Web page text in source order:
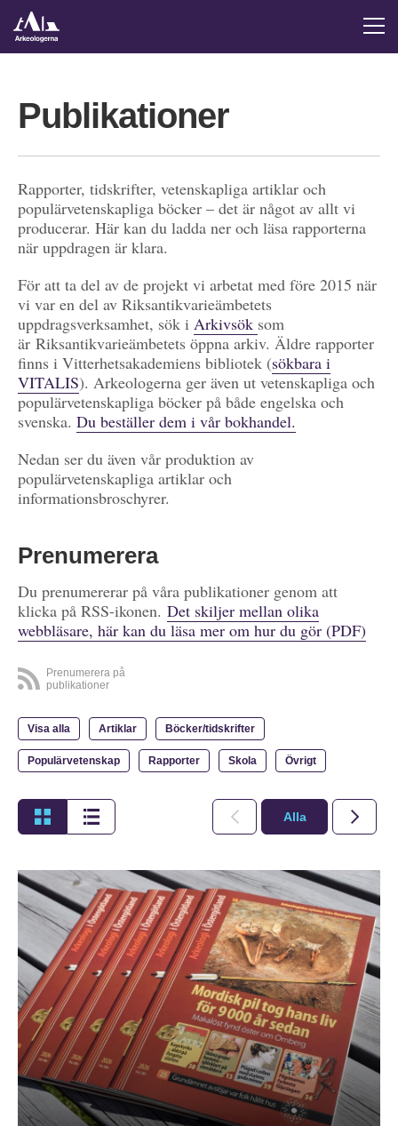
Publikationer
Rapporter, tidskrifter, vetenskapliga artiklar och
populärvetenskapliga böcker – det är något av allt vi
producerar. Här kan du ladda ner och läsa rapporterna
när uppdragen är klara.
För att ta del av de projekt vi arbetat med före 2015 när
vi var en del av Riksantikvarieämbetets
uppdragsverksamhet, sök i Arkivsök som
är Riksantikvarieämbetets öppna arkiv. Äldre rapporter
finns i Vitterhetsakademiens bibliotek (sökbara i
VITALIS). Arkeologerna ger även ut vetenskapliga och
populärvetenskapliga böcker på både engelska och
svenska. Du beställer dem i vår bokhandel.
Nedan ser du även vår produktion av
populärvetenskapliga artiklar och
informationsbroschyrer.
Prenumerera
Du prenumererar på våra publikationer genom att
klicka på RSS-ikonen. Det skiljer mellan olika
webbläsare, här kan du läsa mer om hur du gör (PDF)
Prenumerera på
publikationer
Visa alla Artiklar Böcker/tidskrifter
Populärvetenskap Rapporter Skola Övrigt
Alla 2026